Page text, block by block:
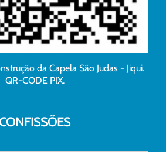
da Capela São Judas - Jiqui.
QR-CODE PIX.